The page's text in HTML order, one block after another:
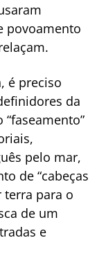
povoamento
é preciso
da
pelo mar,
de “cabeças
terra para o
de um
e